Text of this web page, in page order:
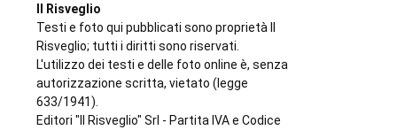
Il Risveglio
Testi e foto qui pubblicati sono proprietà Il
Risveglio; tutti i diritti sono riservati.
L'utilizzo dei testi e delle foto online è, senza
autorizzazione scritta, vietato (legge
633/1941).
Editori "Il Risveglio" Srl - Partita IVA e Codice